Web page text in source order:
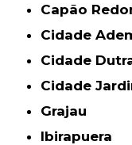
Capão
Cidade
Cidade
Cidade
Grajau
Ibirapuera